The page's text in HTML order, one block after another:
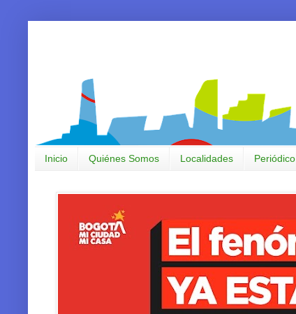
Inicio Quiénes Somos Localidades Periódico